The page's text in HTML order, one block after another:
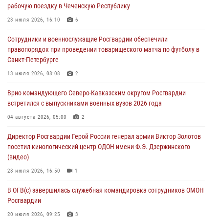
Кузнецова
07 августа 2026, 12:00
Ветеран войск правопорядка генерал-майор Иван Пияшев – герой
выпуска «Легенды армии с Александром Маршалом»
07 августа 2026, 12:00
Смольного собора в Санкт-Петербурге (видео)
07 августа 2026, 11:34
взрывобезопасности
рабочую поездку в Чеченскую Республику
23 июля 2026, 16:10 6
Сотрудники и военнослужащие Росгвардии обеспечили
правопорядок при проведении товарищеского матча по футболу в
Санкт-Петербурге
13 июля 2026, 08:08 2
Врио командующего Северо-Кавказским округом Росгвардии
встретился с выпускниками военных вузов 2026 года
04 августа 2026, 05:00 2
Директор Росгвардии Герой России генерал армии Виктор Золотов
посетил кинологический центр ОДОН имени Ф.Э. Дзержинского
(видео)
28 июля 2026, 16:50 1
В ОГВ(с) завершилась служебная командировка сотрудников ОМОН
Росгвардии
20 июля 2026, 09:25 3